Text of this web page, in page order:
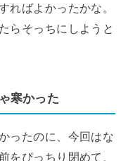
ればよかったかな。
らそっちにしようと
寒かった
ったのに、今回はな
をぴっちり閉めて、